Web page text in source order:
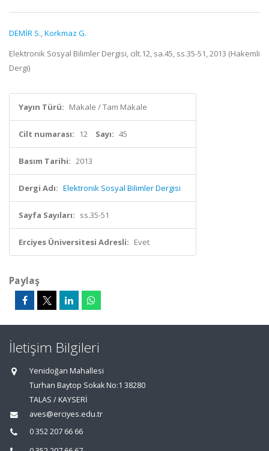
DEMİR S.,Korkmaz G.
Elektronik Sosyal Bilimler Dergisi, cilt.12, sa.45, ss.35-51, 2013 (Hakemli
Dergi)
Yayın Türü: Makale / Tam Makale
Cilt numarası: 12 Sayı: 45
Basım Tarihi: 2013
Dergi Adı: Elektronik Sosyal Bilimler Dergisi
Sayfa Sayıları: ss.35-51
Erciyes Üniversitesi Adresli: Evet
Paylaş
İletişim Bilgileri
Yenidoğan Mahallesi
Turhan Baytop Sokak No:1 38280
TALAS / KAYSERİ
aves@erciyes.edu.tr
0 352 207 66 66